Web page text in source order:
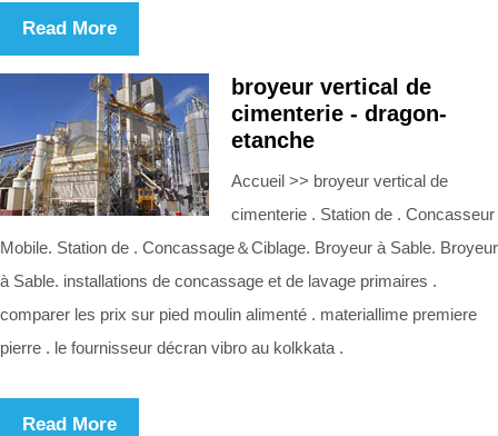
Read More
broyeur vertical de
cimenterie - dragon-
etanche
Accueil >> broyeur vertical de
cimenterie . Station de . Concasseur
Mobile. Station de . Concassage＆Ciblage. Broyeur à Sable. Broyeur
à Sable. installations de concassage et de lavage primaires .
comparer les prix sur pied moulin alimenté . materiallime premiere
pierre . le fournisseur décran vibro au kolkkata .
Read More